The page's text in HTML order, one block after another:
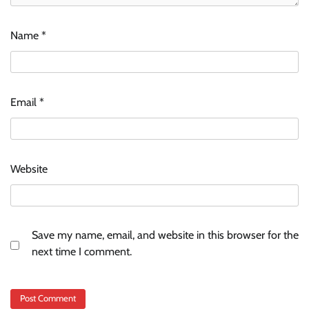
Name *
Email *
Website
Save my name, email, and website in this browser for the
next time I comment.